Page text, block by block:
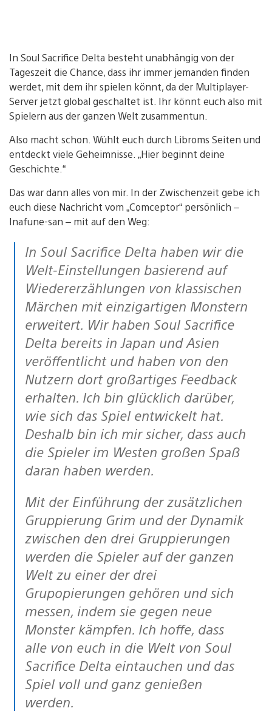
In Soul Sacrifice Delta besteht unabhängig von der
Tageszeit die Chance, dass ihr immer jemanden finden
werdet, mit dem ihr spielen könnt, da der Multiplayer-
Server jetzt global geschaltet ist. Ihr könnt euch also mit
Spielern aus der ganzen Welt zusammentun.
Also macht schon. Wühlt euch durch Libroms Seiten und
entdeckt viele Geheimnisse. „Hier beginnt deine
Geschichte.“
Das war dann alles von mir. In der Zwischenzeit gebe ich
euch diese Nachricht vom „Comceptor“ persönlich –
Inafune-san – mit auf den Weg:
In Soul Sacrifice Delta haben wir die
Welt-Einstellungen basierend auf
Wiedererzählungen von klassischen
Märchen mit einzigartigen Monstern
erweitert. Wir haben Soul Sacrifice
Delta bereits in Japan und Asien
veröffentlicht und haben von den
Nutzern dort großartiges Feedback
erhalten. Ich bin glücklich darüber,
wie sich das Spiel entwickelt hat.
Deshalb bin ich mir sicher, dass auch
die Spieler im Westen großen Spaß
daran haben werden.
Mit der Einführung der zusätzlichen
Gruppierung Grim und der Dynamik
zwischen den drei Gruppierungen
werden die Spieler auf der ganzen
Welt zu einer der drei
Grupopierungen gehören und sich
messen, indem sie gegen neue
Monster kämpfen. Ich hoffe, dass
alle von euch in die Welt von Soul
Sacrifice Delta eintauchen und das
Spiel voll und ganz genießen
werden.